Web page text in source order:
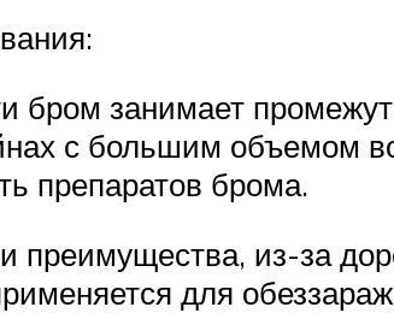
бром занимает
с большим объемом
препаратов брома.
преимущества, из-за
для